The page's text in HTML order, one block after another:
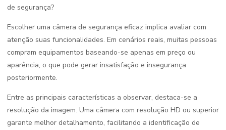
de segurança?
Escolher uma câmera de segurança eficaz implica avaliar com
atenção suas funcionalidades. Em cenários reais, muitas pessoas
compram equipamentos baseando-se apenas em preço ou
aparência, o que pode gerar insatisfação e insegurança
posteriormente.
Entre as principais características a observar, destaca-se a
resolução da imagem. Uma câmera com resolução HD ou superior
garante melhor detalhamento, facilitando a identificação de